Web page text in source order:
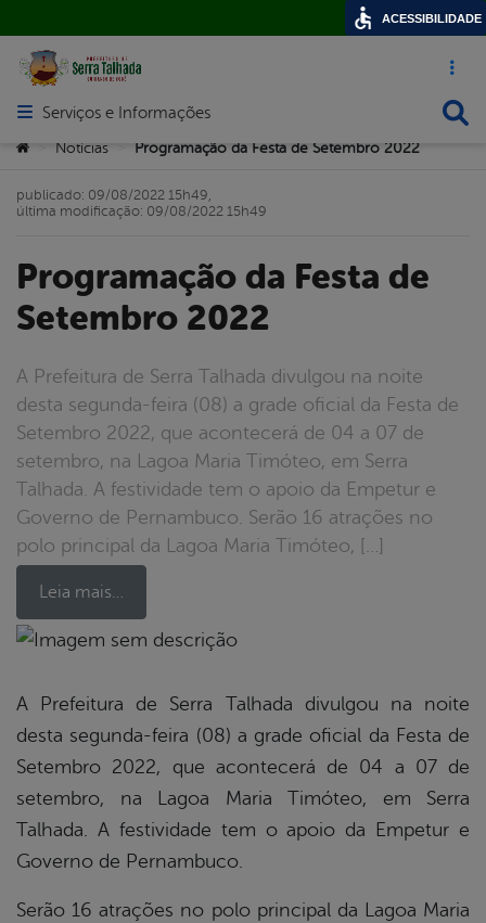
Acesso
Abrir menu principal de navegação
Serviços e Informações
Você está aqui:
Notícias Programação da Festa de Setembro 2022
Programação da Festa de
Setembro 2022
A Prefeitura de Serra Talhada divulgou na noite
desta segunda-feira (08) a grade oficial da Festa de
Setembro 2022, que acontecerá de 04 a 07 de
setembro, na Lagoa Maria Timóteo, em Serra
Talhada. A festividade tem o apoio da Empetur e
Governo de Pernambuco. Serão 16 atrações no
polo principal da Lagoa Maria Timóteo, […]
Leia mais…
publicado: 09/08/2022 15h49,
última modificação: 09/08/2022 15h49
A Prefeitura de Serra Talhada divulgou na noite
desta segunda-feira (08) a grade oficial da Festa de
Setembro 2022, que acontecerá de 04 a 07 de
setembro, na Lagoa Maria Timóteo, em Serra
Talhada. A festividade tem o apoio da Empetur e
Governo de Pernambuco.
Serão 16 atrações no polo principal da Lagoa Maria
ACESSIBILIDADE